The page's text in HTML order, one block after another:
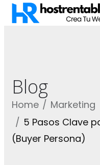
Blog
Home
Marketing
5 Pasos Clave
(Buyer Persona)